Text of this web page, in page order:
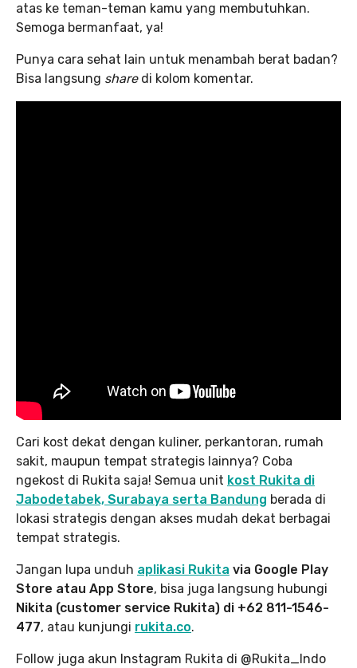
atas ke teman-teman kamu yang membutuhkan.
Semoga bermanfaat, ya!
Punya cara sehat lain untuk menambah berat badan?
Bisa langsung share di kolom komentar.
Cari kost dekat dengan kuliner, perkantoran, rumah
sakit, maupun tempat strategis lainnya? Coba
ngekost di Rukita saja! Semua unit kost Rukita di
Jabodetabek, Surabaya serta Bandung berada di
lokasi strategis dengan akses mudah dekat berbagai
tempat strategis.
Jangan lupa unduh aplikasi Rukita via Google Play
Store atau App Store, bisa juga langsung hubungi
Nikita (customer service Rukita) di +62 811-1546-
477, atau kunjungi rukita.co.
Follow juga akun Instagram Rukita di @Rukita_Indo